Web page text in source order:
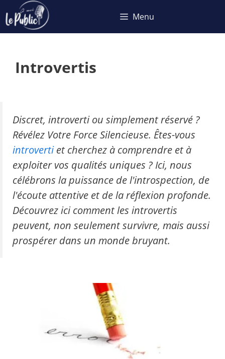
au
contenu
Menu
Introvertis
Discret, introverti ou simplement réservé ?
Révélez Votre Force Silencieuse. Êtes-vous
introvertiet cherchez à comprendre et à
exploiter vos qualités uniques ? Ici, nous
célébrons la puissance de l'introspection, de
l'écoute attentive et de la réflexion profonde.
Découvrez ici comment les introvertis
peuvent, non seulement survivre, mais aussi
prospérer dans un monde bruyant.